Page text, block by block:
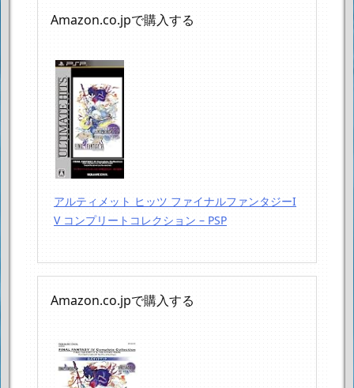
Amazon.co.jpで購入する
アルティメット ヒッツ ファイナルファンタジーI
V コンプリートコレクション – PSP
Amazon.co.jpで購入する